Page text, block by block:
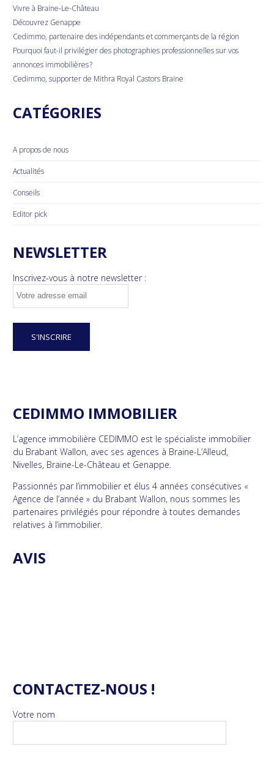
Vivre à Braine-Le-Château
Découvrez Genappe
Cedimmo, partenaire des indépendants et commerçants de la région
Pourquoi faut-il privilégier des photographies professionnelles sur vos
annonces immobilières ?
Cedimmo, supporter de Mithra Royal Castors Braine
CATÉGORIES
A propos de nous
Actualités
Conseils
Editor pick
NEWSLETTER
Inscrivez-vous à notre newsletter :
CEDIMMO IMMOBILIER
L’agence immobilière CEDIMMO est le spécialiste immobilier
du Brabant Wallon, avec ses agences à Braine-L’Alleud,
Nivelles, Braine-Le-Château et Genappe.
Passionnés par l’immobilier et élus 4 années consécutives «
Agence de l’année » du Brabant Wallon, nous sommes les
partenaires privilégiés pour répondre à toutes demandes
relatives à l’immobilier.
AVIS
CONTACTEZ-NOUS !
Votre nom